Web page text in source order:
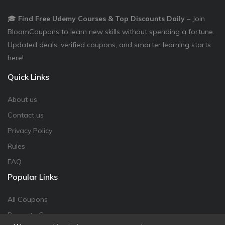
🎓 Find Free Udemy Courses & Top Discounts Daily – Join
BloomCoupons to learn new skills without spending a fortune.
Updated deals, verified coupons, and smarter learning starts
here!
Quick Links
About us
Contact us
Privacy Policy
Rules
FAQ
Popular Links
All Coupons
Promote Coupon